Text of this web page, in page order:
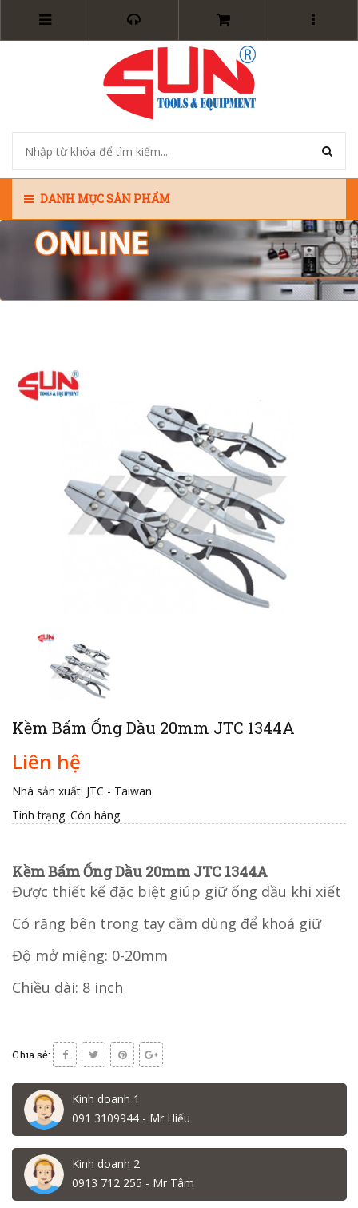
DANH MỤC SẢN PHẨM
Kềm Bấm Ống Dầu 20mm JTC 1344A
Liên hệ
Nhà sản xuất: JTC - Taiwan
Tình trạng: Còn hàng
Kềm Bấm Ống Dầu 20mm JTC 1344A
Được thiết kế đặc biệt giúp giữ ống dầu khi xiết
Có răng bên trong tay cầm dùng để khoá giữ
Độ mở miệng: 0-20mm
Chiều dài: 8 inch
Chia sẻ:
Kinh doanh 1
091 3109944 - Mr Hiếu
Kinh doanh 2
0913 712 255 - Mr Tâm